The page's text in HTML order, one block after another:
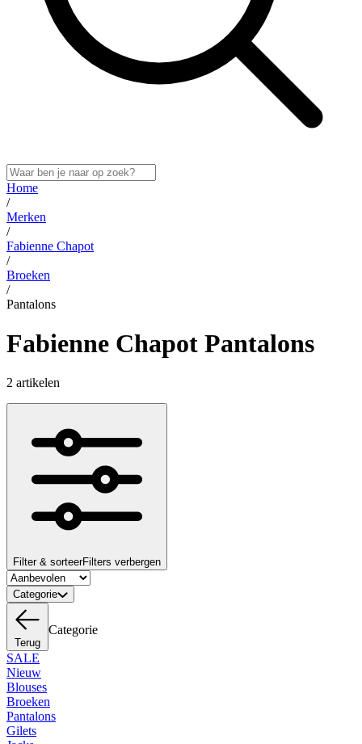
Home
/
Merken
/
Fabienne Chapot
/
Broeken
/
Pantalons
Fabienne Chapot Pantalons
2 artikelen
Filter & sorteerFilters verbergen
Categorie
Terug
Categorie
SALE
Nieuw
Blouses
Broeken
Pantalons
Gilets